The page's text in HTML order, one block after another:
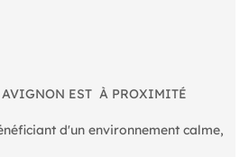
EST  À PROXIMITÉ
d'un environnement calme,